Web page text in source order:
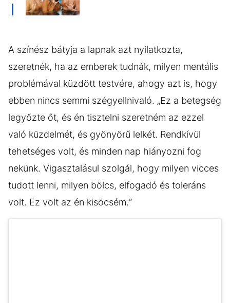
A színész bátyja a lapnak azt nyilatkozta,
szeretnék, ha az emberek tudnák, milyen mentális
problémával küzdött testvére, ahogy azt is, hogy
ebben nincs semmi szégyellnivaló. „Ez a betegség
legyőzte őt, és én tisztelni szeretném az ezzel
való küzdelmét, és gyönyörű lelkét. Rendkívül
tehetséges volt, és minden nap hiányozni fog
nekünk. Vigasztalásul szolgál, hogy milyen vicces
tudott lenni, milyen bölcs, elfogadó és toleráns
volt. Ez volt az én kisöcsém.”